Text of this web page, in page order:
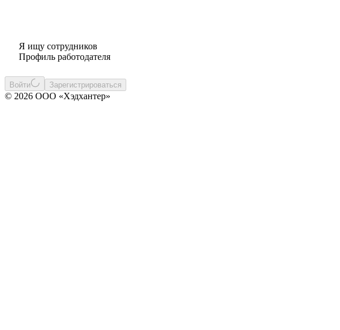
Я ищу сотрудников
Профиль работодателя
Войти Зарегистрироваться
© 2026 ООО «Хэдхантер»